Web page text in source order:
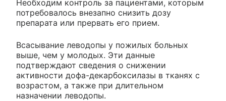
Необходим контроль за пациентами, которым
потребовалось внезапно снизить дозу
препарата или прервать его прием.
Всасывание леводопы у пожилых больных
выше, чем у молодых. Эти данные
подтверждают сведения о снижении
активности дофа-декарбоксилазы в тканях с
возрастом, а также при длительном
назначении леводопы.